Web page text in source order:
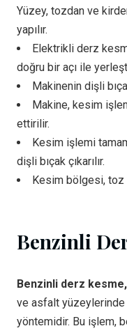
Yüzey, tozdan ve
yapılır.
Elektrikli derz
doğru bir açı ile
Makinenin dişli
Makine, kesim
ettirilir.
Kesim işlemi
dişli bıçak çıkarılır.
Kesim bölgesi, toz
Benzinli
Benzinli derz kesme,
ve asfalt yüzeylerinde
yöntemidir. Bu işlem,